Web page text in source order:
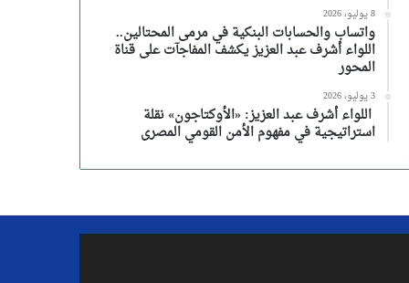
8 يوليو، 2026
واتساب والحسابات البنكية في مرمى المحتالين..
اللواء أشرف عبد العزيز يكشف المفاجآت على قناة
المحور
3 يوليو، 2026
اللواء أشرف عبد العزيز: «الأوكتاجون» نقلة
استراتيجية في مفهوم الأمن القومي المصرى